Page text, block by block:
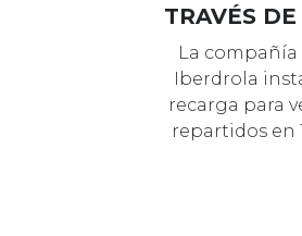
TRAVÉS
La
Iberdrola
recarga para
repartidos en